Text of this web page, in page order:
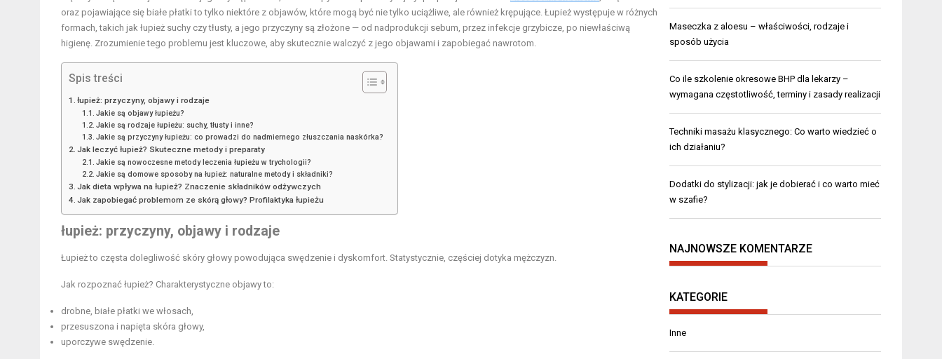
oraz pojawiające się białe płatki to tylko niektóre z objawów, które mogą być nie tylko uciążliwe, ale również krępujące. Łupież występuje w różnych
formach, takich jak łupież suchy czy tłusty, a jego przyczyny są złożone — od nadprodukcji sebum, przez infekcje grzybicze, po niewłaściwą
higienę. Zrozumienie tego problemu jest kluczowe, aby skutecznie walczyć z jego objawami i zapobiegać nawrotom.
Spis treści
łupież: przyczyny, objawy i rodzaje
Jakie są objawy łupieżu?
Jakie są rodzaje łupieżu: suchy, tłusty i inne?
Jakie są przyczyny łupieżu: co prowadzi do nadmiernego złuszczania naskórka?
Jak leczyć łupież? Skuteczne metody i preparaty
Jakie są nowoczesne metody leczenia łupieżu w trychologii?
Jakie są domowe sposoby na łupież: naturalne metody i składniki?
Jak dieta wpływa na łupież? Znaczenie składników odżywczych
Jak zapobiegać problemom ze skórą głowy? Profilaktyka łupieżu
łupież: przyczyny, objawy i rodzaje
Łupież to częsta dolegliwość skóry głowy powodująca swędzenie i dyskomfort. Statystycznie, częściej dotyka mężczyzn.
Jak rozpoznać łupież? Charakterystyczne objawy to:
drobne, białe płatki we włosach,
przesuszona i napięta skóra głowy,
uporczywe swędzenie.
Maseczka z aloesu – właściwości, rodzaje i
sposób użycia
Co ile szkolenie okresowe BHP dla lekarzy –
wymagana częstotliwość, terminy i zasady realizacji
Techniki masażu klasycznego: Co warto wiedzieć o
ich działaniu?
Dodatki do stylizacji: jak je dobierać i co warto mieć
w szafie?
NAJNOWSZE KOMENTARZE
KATEGORIE
Inne